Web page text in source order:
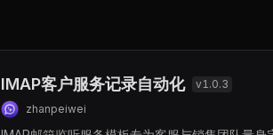
IMAP客户服务记录自动化 v1.0.3
zhanpeiwei